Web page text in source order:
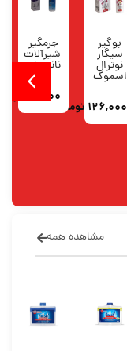
بوگیر
سیگار
نوترال
اسموک
126,000تومان
جرمگیر
شیرآلات
نانوسان
110,000
مشاهده همه